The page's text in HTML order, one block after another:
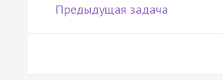
Предыдущая задача